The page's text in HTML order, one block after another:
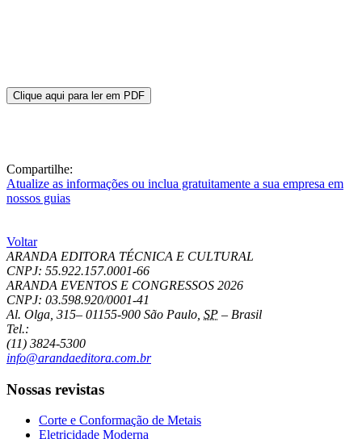
Clique aqui para ler em PDF
Compartilhe:
Atualize as informações ou inclua gratuitamente a sua empresa em
nossos guias
Voltar
ARANDA EDITORA TÉCNICA E CULTURAL
CNPJ: 55.922.157.0001-66
ARANDA EVENTOS E CONGRESSOS 2026
CNPJ: 03.598.920/0001-41
Al. Olga, 315– 01155-900 São Paulo SP – Brasil
Tel.:
(11) 3824-5300
info@arandaeditora.com.br
Nossas revistas
Corte e Conformação de Metais
Eletricidade Moderna